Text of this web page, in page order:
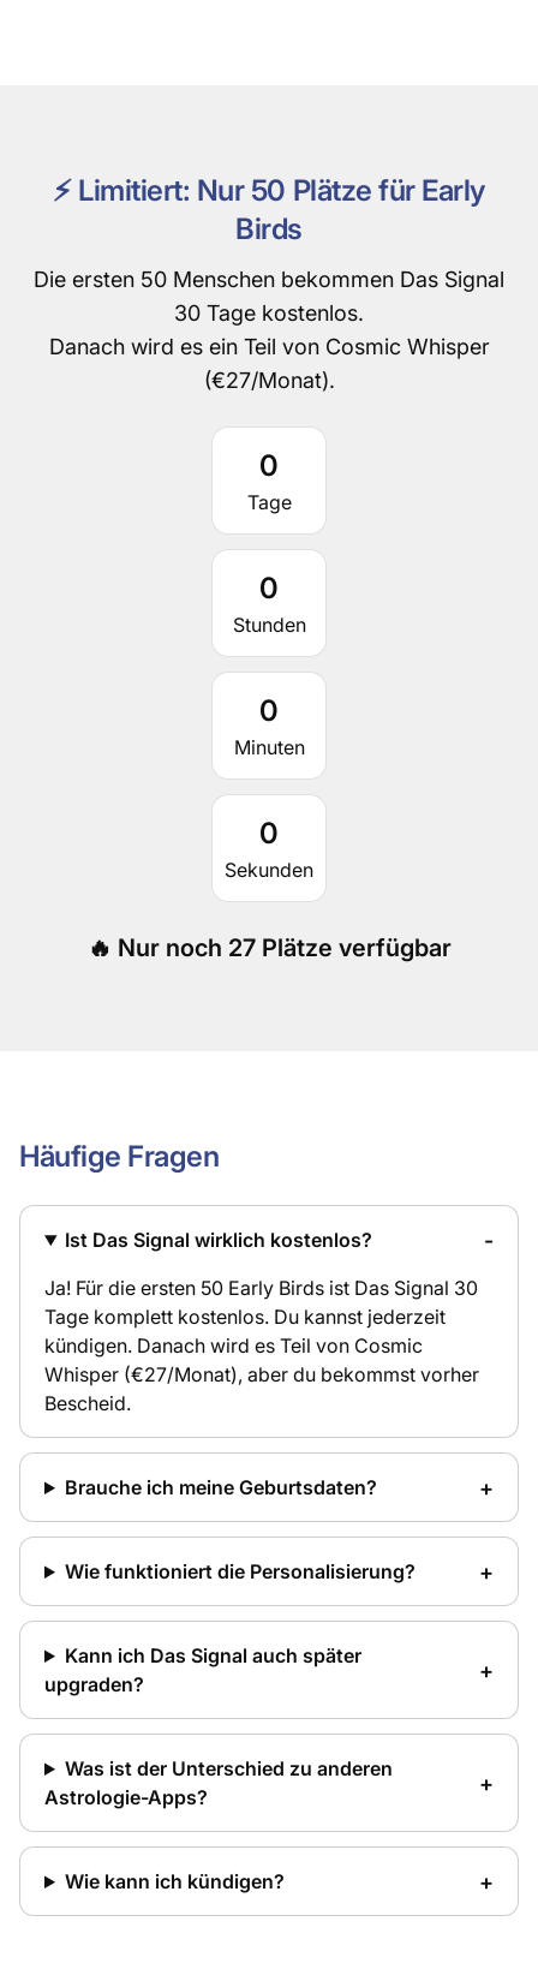
⚡ Limitiert: Nur 50 Plätze für Early
Birds
Die ersten 50 Menschen bekommen Das Signal
30 Tage kostenlos.
Danach wird es ein Teil von Cosmic Whisper
(€27/Monat).
0
Tage
0
Stunden
0
Minuten
0
Sekunden
🔥 Nur noch 27 Plätze verfügbar
Häufige Fragen
Ist Das Signal wirklich kostenlos?
Ja! Für die ersten 50 Early Birds ist Das Signal 30
Tage komplett kostenlos. Du kannst jederzeit
kündigen. Danach wird es Teil von Cosmic
Whisper (€27/Monat), aber du bekommst vorher
Bescheid.
Brauche ich meine Geburtsdaten?
Wie funktioniert die Personalisierung?
Kann ich Das Signal auch später
upgraden?
Was ist der Unterschied zu anderen
Astrologie-Apps?
Wie kann ich kündigen?